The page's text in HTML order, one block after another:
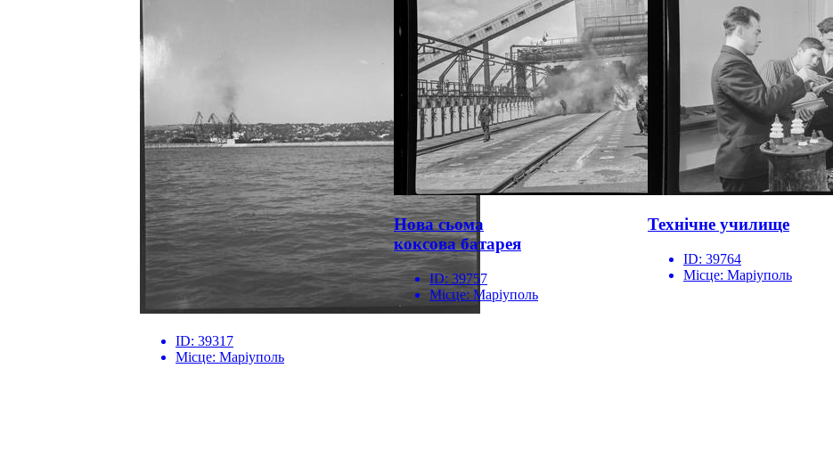
ID: 39317
Місце: Маріуполь
Нова сьома
коксова батарея
ID: 39757
Місце: Маріуполь
Технічне училище
ID: 39764
Місце: Маріуполь